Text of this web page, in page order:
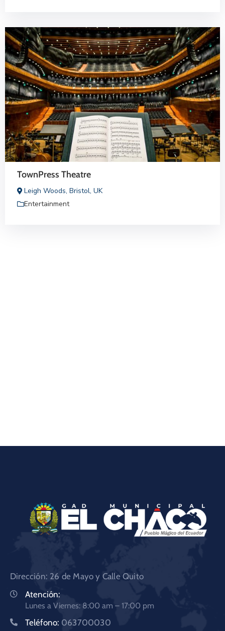
TownPress Theatre
Leigh Woods, Bristol, UK
Entertainment
Dirección: 26 de Mayo y Calle Quito
Atención:
Lunes a Viernes: 8:00 am – 17:00 pm
Teléfono: 063700030